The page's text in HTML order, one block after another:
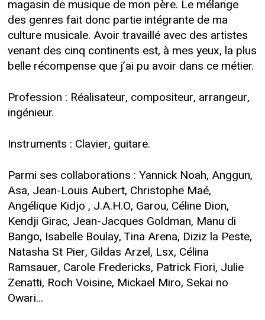
magasin de musique de mon père. Le mélange
des genres fait donc partie intégrante de ma
culture musicale. Avoir travaillé avec des artistes
venant des cinq continents est, à mes yeux, la plus
belle récompense que j’ai pu avoir dans ce métier.
Profession : Réalisateur, compositeur, arrangeur,
ingénieur.
Instruments : Clavier, guitare.
Parmi ses collaborations : Yannick Noah, Anggun,
Asa, Jean-Louis Aubert, Christophe Maé,
Angélique Kidjo , J.A.H.O, Garou, Céline Dion,
Kendji Girac, Jean-Jacques Goldman, Manu di
Bango, Isabelle Boulay, Tina Arena, Diziz la Peste,
Natasha St Pier, Gildas Arzel, Lsx, Célina
Ramsauer, Carole Fredericks, Patrick Fiori, Julie
Zenatti, Roch Voisine, Mickael Miro, Sekai no
Owari...